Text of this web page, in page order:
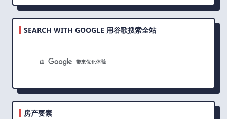
SEARCH WITH GOOGLE 用谷歌搜索全站
房产要素